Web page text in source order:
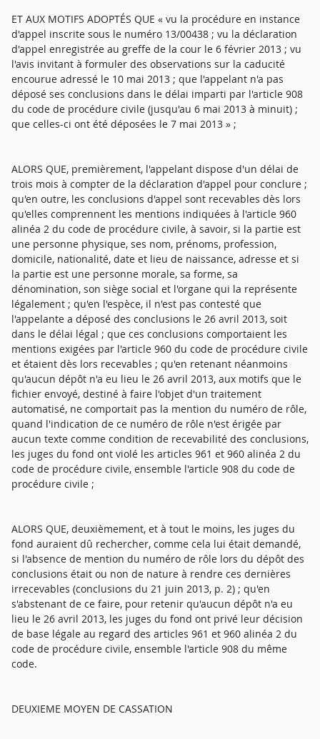
ET AUX MOTIFS ADOPTÉS QUE « vu la procédure en instance
d'appel inscrite sous le numéro 13/00438 ; vu la déclaration
d'appel enregistrée au greffe de la cour le 6 février 2013 ; vu
l'avis invitant à formuler des observations sur la caducité
encourue adressé le 10 mai 2013 ; que l'appelant n'a pas
déposé ses conclusions dans le délai imparti par l'article 908
du code de procédure civile (jusqu'au 6 mai 2013 à minuit) ;
que celles-ci ont été déposées le 7 mai 2013 » ;
ALORS QUE, premièrement, l'appelant dispose d'un délai de
trois mois à compter de la déclaration d'appel pour conclure ;
qu'en outre, les conclusions d'appel sont recevables dès lors
qu'elles comprennent les mentions indiquées à l'article 960
alinéa 2 du code de procédure civile, à savoir, si la partie est
une personne physique, ses nom, prénoms, profession,
domicile, nationalité, date et lieu de naissance, adresse et si
la partie est une personne morale, sa forme, sa
dénomination, son siège social et l'organe qui la représente
légalement ; qu'en l'espèce, il n'est pas contesté que
l'appelante a déposé des conclusions le 26 avril 2013, soit
dans le délai légal ; que ces conclusions comportaient les
mentions exigées par l'article 960 du code de procédure civile
et étaient dès lors recevables ; qu'en retenant néanmoins
qu'aucun dépôt n'a eu lieu le 26 avril 2013, aux motifs que le
fichier envoyé, destiné à faire l'objet d'un traitement
automatisé, ne comportait pas la mention du numéro de rôle,
quand l'indication de ce numéro de rôle n'est érigée par
aucun texte comme condition de recevabilité des conclusions,
les juges du fond ont violé les articles 961 et 960 alinéa 2 du
code de procédure civile, ensemble l'article 908 du code de
procédure civile ;
ALORS QUE, deuxièmement, et à tout le moins, les juges du
fond auraient dû rechercher, comme cela lui était demandé,
si l'absence de mention du numéro de rôle lors du dépôt des
conclusions était ou non de nature à rendre ces dernières
irrecevables (conclusions du 21 juin 2013, p. 2) ; qu'en
s'abstenant de ce faire, pour retenir qu'aucun dépôt n'a eu
lieu le 26 avril 2013, les juges du fond ont privé leur décision
de base légale au regard des articles 961 et 960 alinéa 2 du
code de procédure civile, ensemble l'article 908 du même
code.
DEUXIEME MOYEN DE CASSATION